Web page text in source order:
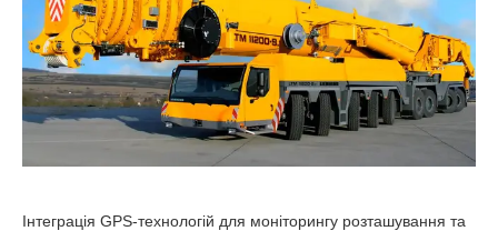
Інтеграція GPS-технологій для моніторингу розташування та